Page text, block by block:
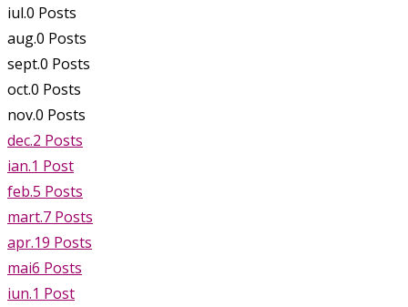
iul.0 Posts
aug.0 Posts
sept.0 Posts
oct.0 Posts
nov.0 Posts
dec.2 Posts
ian.1 Post
feb.5 Posts
mart.7 Posts
apr.19 Posts
mai6 Posts
iun.1 Post